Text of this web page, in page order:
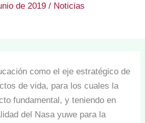
de 2019 / Noticias
como el eje estratégico de
de vida, para los cuales la
fundamental, y teniendo en
del Nasa yuwe para la